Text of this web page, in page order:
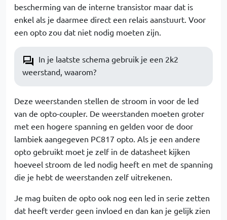
bescherming van de interne transistor maar dat is
enkel als je daarmee direct een relais aanstuurt. Voor
een opto zou dat niet nodig moeten zijn.
In je laatste schema gebruik je een 2k2
weerstand, waarom?
Deze weerstanden stellen de stroom in voor de led
van de opto-coupler. De weerstanden moeten groter
met een hogere spanning en gelden voor de door
lambiek aangegeven PC817 opto. Als je een andere
opto gebruikt moet je zelf in de datasheet kijken
hoeveel stroom de led nodig heeft en met de spanning
die je hebt de weerstanden zelf uitrekenen.
Je mag buiten de opto ook nog een led in serie zetten
dat heeft verder geen invloed en dan kan je gelijk zien